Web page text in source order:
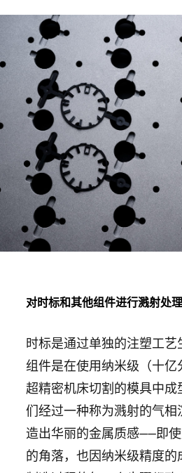
对时标和其他组件进行溅射处理
时标是通过单独的注塑工
组件是在使用纳米级（十
超精密机床切割的模具中
们经过一种称为溅射的气相
造出华丽的金属质感——即
的角落，也因纳米级精度的